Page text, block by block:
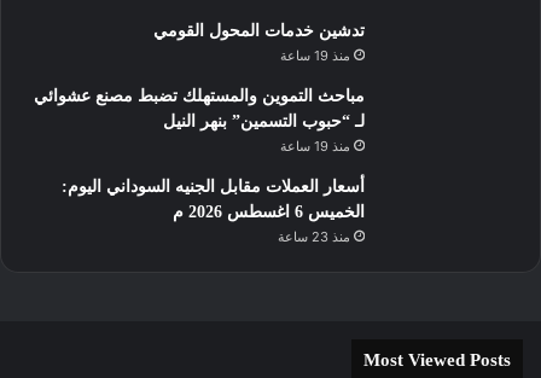
تدشين خدمات المحول القومي
منذ 19 ساعة
مباحث التموين والمستهلك تضبط مصنع عشوائي
لـ “حبوب التسمين” بنهر النيل
منذ 19 ساعة
أسعار العملات مقابل الجنيه السوداني اليوم:
الخميس 6 اغسطس 2026 م
منذ 23 ساعة
Most Viewed Posts